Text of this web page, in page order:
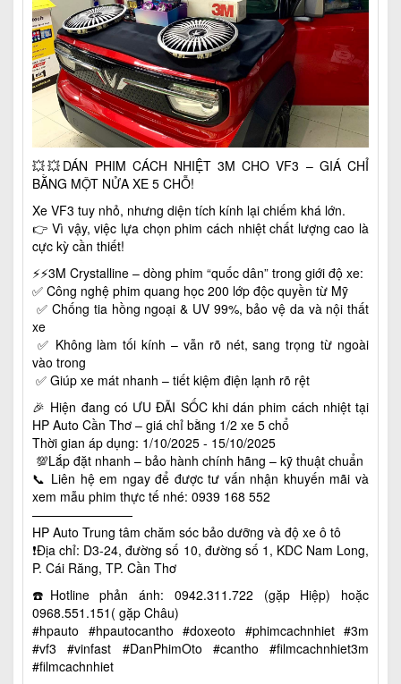
💥💥DÁN PHIM CÁCH NHIỆT 3M CHO VF3 – GIÁ CHỈ
BẰNG MỘT NỬA XE 5 CHỖ!
Xe VF3 tuy nhỏ, nhưng diện tích kính lại chiếm khá lớn.
👉 Vì vậy, việc lựa chọn phim cách nhiệt chất lượng cao là
cực kỳ cần thiết!
⚡️⚡️3M Crystalline – dòng phim “quốc dân” trong giới độ xe:
✅ Công nghệ phim quang học 200 lớp độc quyền từ Mỹ
✅ Chống tia hồng ngoại & UV 99%, bảo vệ da và nội thất
xe
✅ Không làm tối kính – vẫn rõ nét, sang trọng từ ngoài
vào trong
✅ Giúp xe mát nhanh – tiết kiệm điện lạnh rõ rệt
🎉 Hiện đang có ƯU ĐÃI SỐC khi dán phim cách nhiệt tại
HP Auto Cần Thơ – giá chỉ bằng 1/2 xe 5 chổ
Thời gian áp dụng: 1/10/2025 - 15/10/2025
💯Lắp đặt nhanh – bảo hành chính hãng – kỹ thuật chuẩn
📞 Liên hệ em ngay để được tư vấn nhận khuyến mãi và
xem mẫu phim thực tế nhé: 0939 168 552
————————
HP Auto Trung tâm chăm sóc bảo dưỡng và độ xe ô tô
❗️Địa chỉ: D3-24, đường số 10, đường số 1, KDC Nam Long,
P. Cái Răng, TP. Cần Thơ
☎️Hotline phản ánh: 0942.311.722 (gặp Hiệp) hoặc
0968.551.151( gặp Châu)
#hpauto #hpautocantho #doxeoto #phimcachnhiet #3m
#vf3 #vinfast #DanPhimOto #cantho #filmcachnhiet3m
#filmcachnhiet